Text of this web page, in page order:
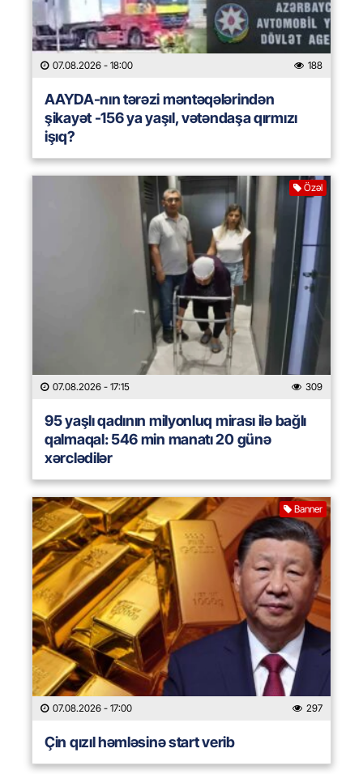
07.08.2026 - 18:00 188
AAYDA-nın tərəzi məntəqələrindən
şikayət -156 ya yaşıl, vətəndaşa qırmızı
işıq?
Özəl
07.08.2026 - 17:15 309
95 yaşlı qadının milyonluq mirası ilə bağlı
qalmaqal: 546 min manatı 20 günə
xərclədilər
Banner
07.08.2026 - 17:00 297
Çin qızıl həmləsinə start verib